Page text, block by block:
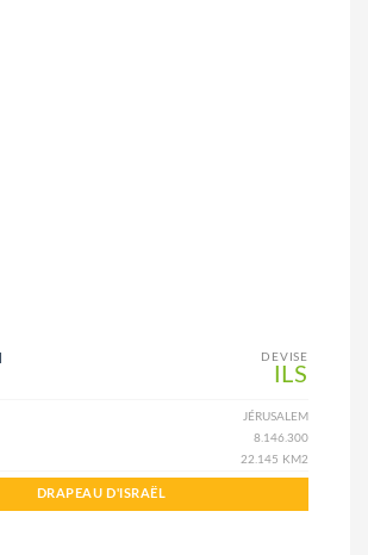
DEVISE
ILS
JÉRUSALEM
8.146.300
22.145 KM2
DRAPEAU D'ISRAËL